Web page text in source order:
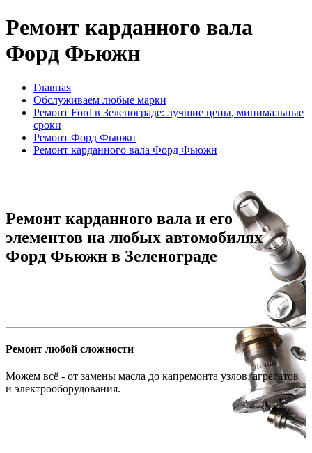
Ремонт карданного вала
Форд Фьюжн
Главная
Обслуживаем любые марки
Ремонт Ford в Зеленограде: лучшие цены, минимальные
сроки
Ремонт Форд Фьюжн
Ремонт карданного вала Форд Фьюжн
Ремонт карданного вала и его
элементов на любых автомобилях
Форд Фьюжн в Зеленограде
Ремонт любой сложности
Можем всё - от замены масла до капремонта узлов, агрегатов
и электрооборудования.